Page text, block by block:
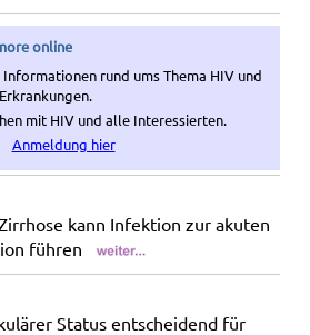
online
rund ums Thema HIV und
mit HIV und alle Interessierten.
Anmeldung hier
kann Infektion zur akuten
führen
Status entscheidend für